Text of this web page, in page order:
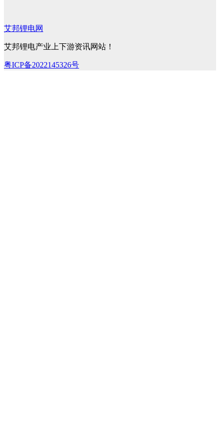
艾邦锂电网
艾邦锂电产业上下游资讯网站！
粤ICP备2022145326号